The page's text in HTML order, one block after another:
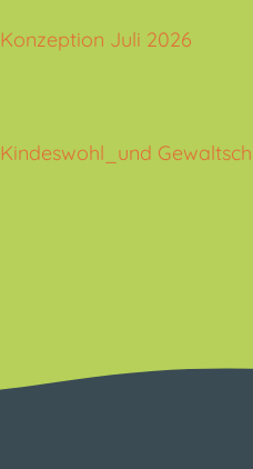
Konzeption Juli 2026
Kindeswohl_und